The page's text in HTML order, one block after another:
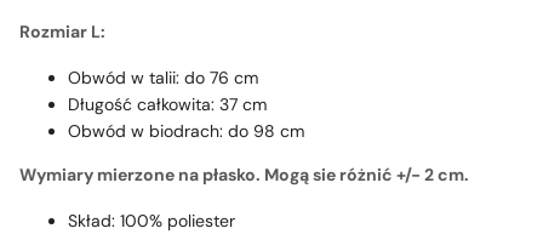
Rozmiar L:
Obwód w talii: do 76 cm
Długość całkowita: 37 cm
Obwód w biodrach: do 98 cm
Wymiary mierzone na płasko. Mogą sie różnić +/- 2 cm.
Skład: 100% poliester